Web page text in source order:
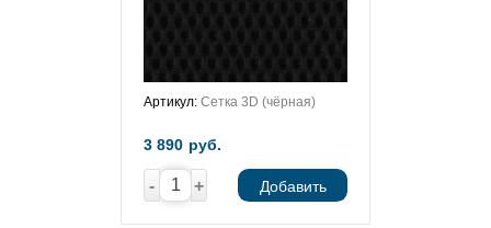
Артикул: Сетка 3D (чёрная)
3 890 руб.
- + Добавить